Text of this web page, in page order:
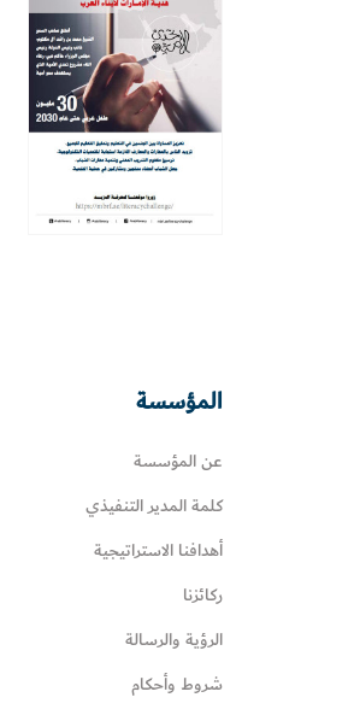
المؤسسة
عن المؤسسة
كلمة المدير التنفيذي
أهدافنا الاستراتيجية
ركائزنا
الرؤية والرسالة
شروط وأحكام